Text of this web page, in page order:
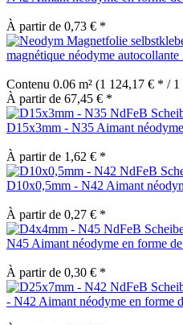
À partir de 0,73 € *
magnétique néodyme
Contenu 0.06 m² (1 124,17 € * / 1
À partir de 67,45 € *
D15x3mm - N35 Aimant
À partir de 1,62 € *
D10x0,5mm - N42 Aimant
À partir de 0,27 € *
N45 Aimant néodyme en forme
À partir de 0,30 € *
- N42 Aimant néodyme en forme